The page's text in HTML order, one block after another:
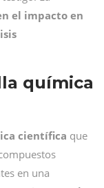
el impacto en
química
científica que
en una